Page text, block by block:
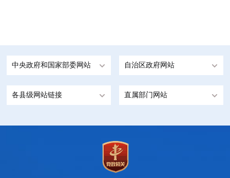
中央政府和国家部委网站 自治区政府网站
各县级网站链接 直属部门网站